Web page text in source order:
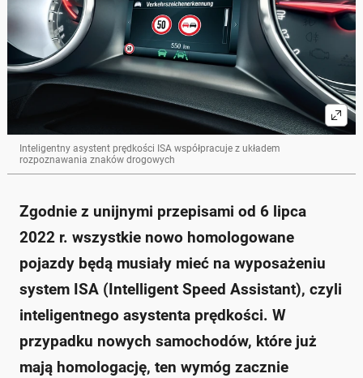
Inteligentny asystent prędkości ISA współpracuje z układem
rozpoznawania znaków drogowych
Zgodnie z unijnymi przepisami od 6 lipca
2022 r. wszystkie nowo homologowane
pojazdy będą musiały mieć na wyposażeniu
system ISA (Intelligent Speed Assistant), czyli
inteligentnego asystenta prędkości. W
przypadku nowych samochodów, które już
mają homologację, ten wymóg zacznie